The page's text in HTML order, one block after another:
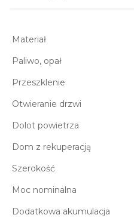
Materiał
Paliwo, opał
Przeszklenie
Otwieranie drzwi
Dolot powietrza
Dom z rekuperacją
Szerokość
Moc nominalna
Dodatkowa akumulacja